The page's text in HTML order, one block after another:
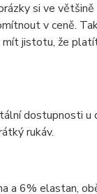
si ve
v ceně.
jistotu, že
dostupnosti
rukáv.
a 6% elastan,